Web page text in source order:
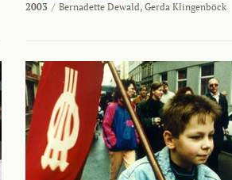
2003 / Bernadette Dewald, Gerda Klingenböck